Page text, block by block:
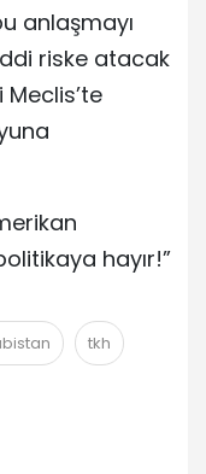
anlaşmayı
riske atacak
Meclis’te
hayır!”
tkh